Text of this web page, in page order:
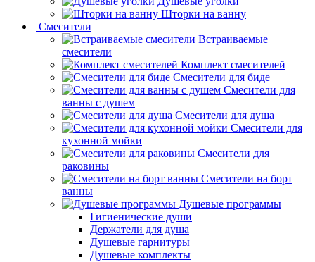
Шторки на ванну
Смесители
Встраиваемые
смесители
Комплект смесителей
Смесители для биде
Смесители для
ванны с душем
Смесители для душа
Смесители для
кухонной мойки
Смесители для
раковины
Смесители на борт
ванны
Душевые программы
Гигиенические души
Держатели для душа
Душевые гарнитуры
Душевые комплекты